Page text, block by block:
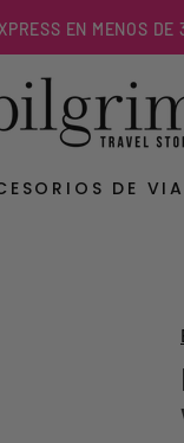
EN MENOS DE 3
DE